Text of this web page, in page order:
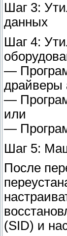
Шаг 3:
данных
Шаг 4:
—
драйверы
—
или
—
Шаг 5:
После
(SID) и